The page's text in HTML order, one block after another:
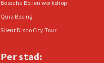
Bossche Bollen workshop
Quiz Boxing
Silent Disco City Tour
Per stad: